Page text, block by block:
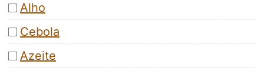
Alho
Cebola
Azeite